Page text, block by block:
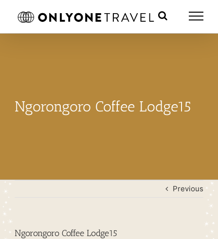
Ngorongoro Coffee Lodge15
Previous
Ngorongoro Coffee Lodge15